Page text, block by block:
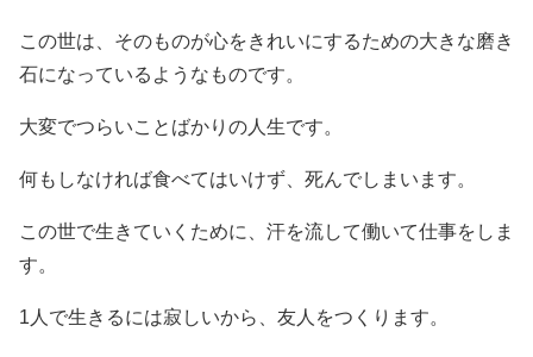
この世は、そのものが心をきれいにするための大きな磨き
石になっているようなものです。
大変でつらいことばかりの人生です。
何もしなければ食べてはいけず、死んでしまいます。
この世で生きていくために、汗を流して働いて仕事をしま
す。
1人で生きるには寂しいから、友人をつくります。